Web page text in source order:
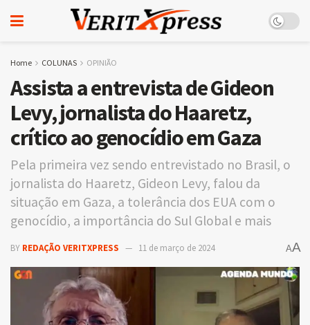
Home COLUNAS OPINIÃO
Assista a entrevista de Gideon
Levy, jornalista do Haaretz,
crítico ao genocídio em Gaza
Pela primeira vez sendo entrevistado no Brasil, o
jornalista do Haaretz, Gideon Levy, falou da
situação em Gaza, a tolerância dos EUA com o
genocídio, a importância do Sul Global e mais
BY REDAÇÃO VERITXPRESS 11 de março de 2024 AA